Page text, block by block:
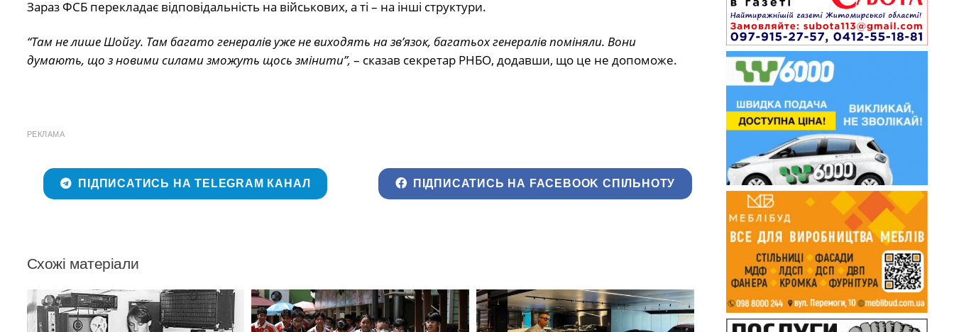
Зараз ФСБ перекладає відповідальність на військових, а ті – на інші структури.
“Там не лише Шойгу. Там багато генералів уже не виходять на зв’язок, багатьох генералів поміняли. Вони
думають, що з новими силами зможуть щось змінити”, – сказав секретар РНБО, додавши, що це не допоможе.
РЕКЛАМА
ПІДПИСАТИСЬ НА TELEGRAM КАНАЛ ПІДПИСАТИСЬ НА FACEBOOK СПІЛЬНОТУ
Схожі матеріали